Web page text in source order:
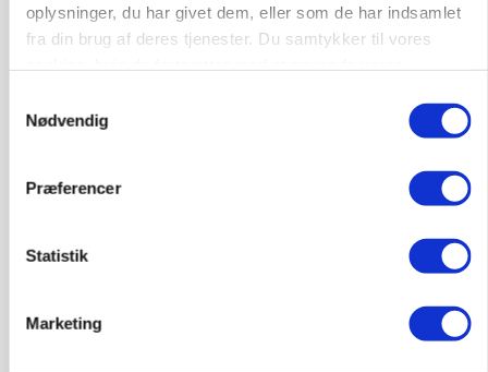
oplysninger, du har givet dem, eller som de har indsamlet
fra din brug af deres tjenester. Du samtykker til vores
Nødvendig
Præferencer
Statistik
Marketing
Befriende, at topredaktør erkender, hun er
blevet klogere. Det kunne vi alle lære af